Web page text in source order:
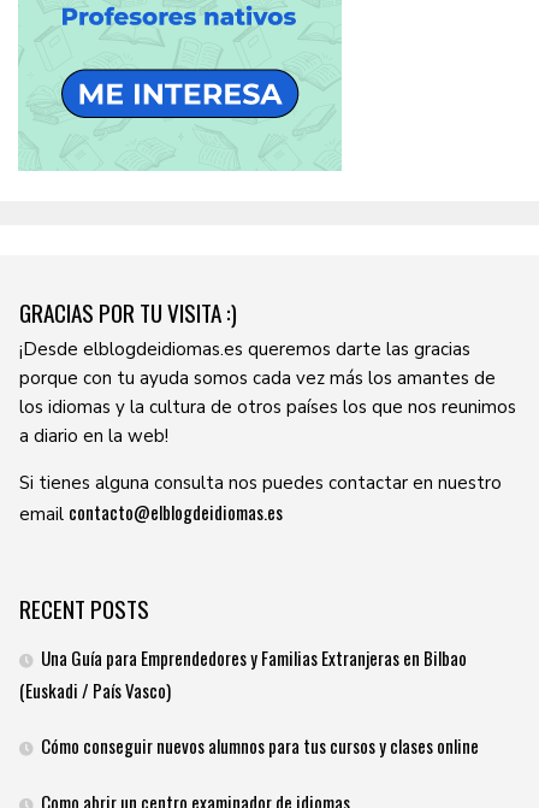
GRACIAS POR TU VISITA :)
¡Desde elblogdeidiomas.es queremos darte las gracias
porque con tu ayuda somos cada vez más los amantes de
los idiomas y la cultura de otros países los que nos reunimos
a diario en la web!
Si tienes alguna consulta nos puedes contactar en nuestro
email contacto@elblogdeidiomas.es
RECENT POSTS
Una Guía para Emprendedores y Familias Extranjeras en Bilbao
(Euskadi / País Vasco)
Cómo conseguir nuevos alumnos para tus cursos y clases online
Como abrir un centro examinador de idiomas